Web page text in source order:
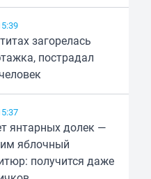
загорелась
пострадал
янтарных долек —
яблочный
получится даже